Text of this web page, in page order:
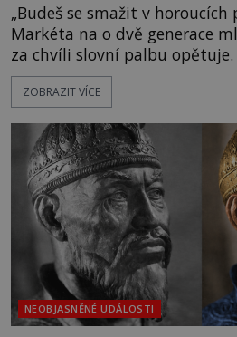
„Budeš se smažit v horoucích
Markéta na o dvě generace
za chvíli slovní palbu
katolička, druhá přesvědčená
nich se usídlí na jedné z věží
mezi vůdce protihusitského
skutečně jistou
ZOBRAZIT VÍCE
NEOBJASNĚNÉ UDÁLOSTI